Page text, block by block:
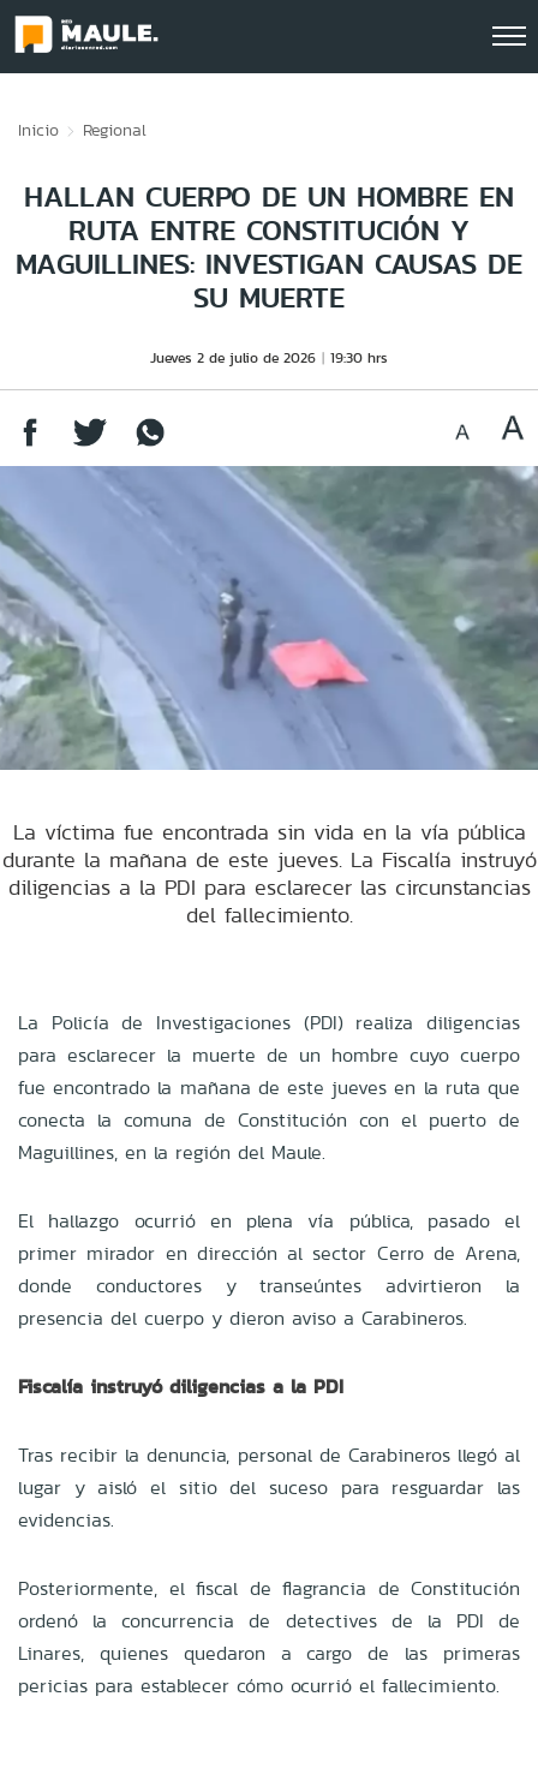
Inicio Regional
HALLAN CUERPO DE UN HOMBRE EN
RUTA ENTRE CONSTITUCIÓN Y
MAGUILLINES: INVESTIGAN CAUSAS DE
SU MUERTE
Jueves 2 de julio de 2026 19:30 hrs
La víctima fue encontrada sin vida en la vía pública
durante la mañana de este jueves. La Fiscalía instruyó
diligencias a la PDI para esclarecer las circunstancias
del fallecimiento.
La Policía de Investigaciones (PDI) realiza diligencias
para esclarecer la muerte de un hombre cuyo cuerpo
fue encontrado la mañana de este jueves en la ruta que
conecta la comuna de Constitución con el puerto de
Maguillines, en la región del Maule.
El hallazgo ocurrió en plena vía pública, pasado el
primer mirador en dirección al sector Cerro de Arena,
donde conductores y transeúntes advirtieron la
presencia del cuerpo y dieron aviso a Carabineros.
Fiscalía instruyó diligencias a la PDI
Tras recibir la denuncia, personal de Carabineros llegó al
lugar y aisló el sitio del suceso para resguardar las
evidencias.
Posteriormente, el fiscal de flagrancia de Constitución
ordenó la concurrencia de detectives de la PDI de
Linares, quienes quedaron a cargo de las primeras
pericias para establecer cómo ocurrió el fallecimiento.